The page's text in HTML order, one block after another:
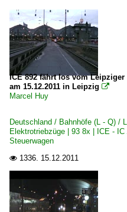
ICE 892 fährt los vom
am 15.12.2011 in Leipzig 
Marcel Huy
Deutschland / Bahnhöfe (L - Q) /
Elektrotriebzüge | 93 8x | ICE -
Steuerwagen
 1336. 15.12.2011